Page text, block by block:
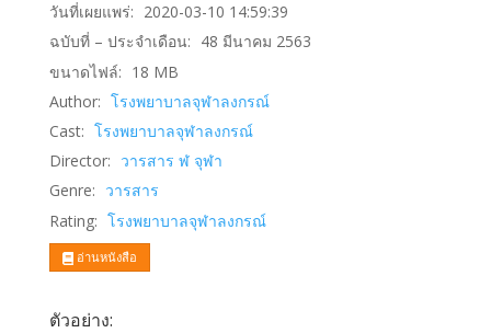
วันที่เผยแพร่: 2020-03-10 14:59:39
ฉบับที่ – ประจำเดือน: 48 มีนาคม 2563
ขนาดไฟล์: 18 MB
Author: โรงพยาบาลจุฬาลงกรณ์
Cast: โรงพยาบาลจุฬาลงกรณ์
Director: วารสาร ฬ จุฬา
Genre: วารสาร
Rating: โรงพยาบาลจุฬาลงกรณ์
อ่านหนังสือ
ตัวอย่าง: